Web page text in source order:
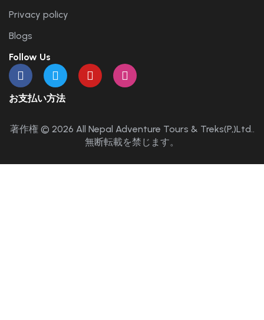
Privacy policy
Blogs
Follow Us
お支払い方法
著作権 © 2026 All Nepal Adventure Tours & Treks(P,)Ltd..
無断転載を禁じます。